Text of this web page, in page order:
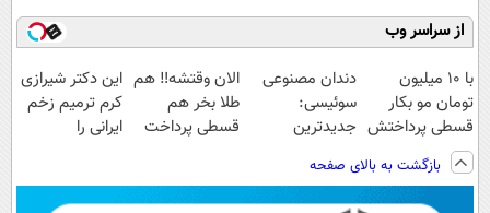
از سراسر وب
با 10 میلیون
تومان مو بکار
قسطی پرداختش
کن😍
دندان مصنوعی
سوئیسی:
جدیدترین
سبک و مقاوم |
پرداخت قسطی
الان وقتشه‼️ هم
طلا بخر هم
قسطی پرداخت
این دکتر شیرازی
کرم ترمیم زخم
ایرانی را
بازگشت به بالای صفحه